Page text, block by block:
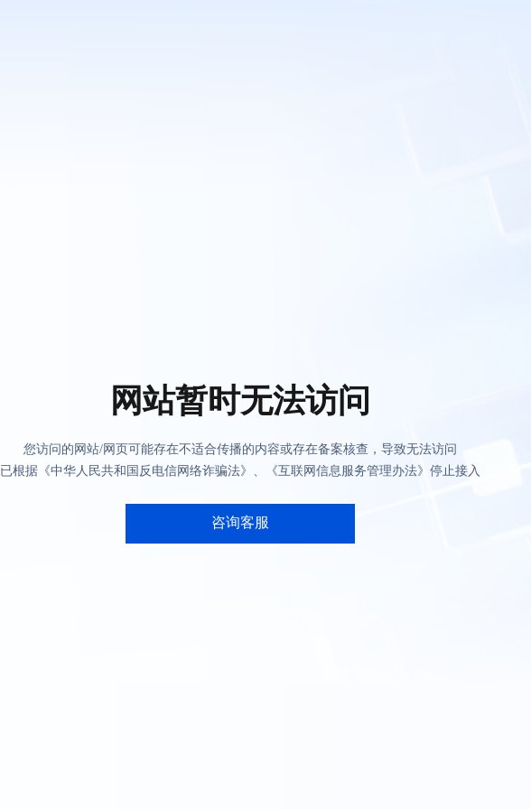
网站暂时无法访问
您访问的网站/网页可能存在不适合传播的内容或存在备案核查，导致无法访问
已根据《中华人民共和国反电信网络诈骗法》、《互联网信息服务管理办法》停止接入
咨询客服